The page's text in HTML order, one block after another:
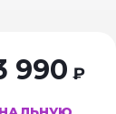
990 ₽